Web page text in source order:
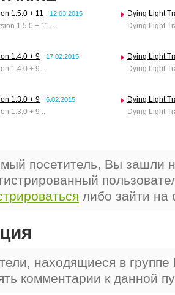
1.5.0 + 11 12.03.2015
1.5.0 + 11 ..
Dying Light
Dying Light
1.4.0 + 9 17.02.2015
1.4.0 + 9 ..
Dying Light
Dying Light
1.3.0 + 9 6.02.2015
1.3.0 + 9 ..
Dying Light
Dying Light
посетитель, Вы зашли
либо зайти на
находящиеся в группе
комментарии к данной